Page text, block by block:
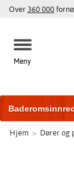
Over 360 000
Meny
Hytter og
Hjem > Dører og